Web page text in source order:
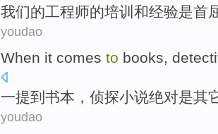
我们的工程师的培训 和经验是首
youdao
When it comes to books,
一提到 书本 ， 侦探小说绝对是其
youdao